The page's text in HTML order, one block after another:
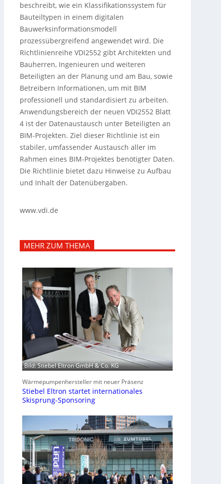
beschreibt, wie ein Klassifikationssystem für
Bauteiltypen in einem digitalen
Bauwerksinformationsmodell
prozessübergreifend angewendet wird. Die
Richtlinienreihe VDI2552 gibt Architekten und
Bauherren, Ingenieuren und weiteren
Beteiligten an der Planung und am Bau, sowie
Betreibern Informationen, um mit BIM
professionell und standardisiert zu arbeiten.
Anwendungsbereich der neuen VDI2552 Blatt
4 ist der Datenaustausch unter Beteiligten an
BIM-Projekten. Ziel dieser Richtlinie ist ein
stabiler, umfassender Austausch aller im
Rahmen eines BIM-Projektes benötigter Daten.
Die Richtlinie bietet dazu Hinweise zu Aufbau
und Inhalt der Datenübergaben.
www.vdi.de
MEHR ZUM THEMA
Bild: Stiebel Eltron GmbH & Co. KG
Wärmepumpenhersteller mit neuer Präsenz
Stiebel Eltron startet internationales
Skisprung-Sponsoring